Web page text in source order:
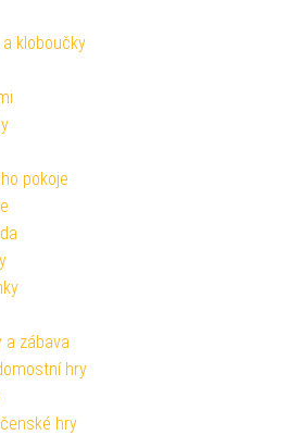
kloboučky
pokoje
a zábava
hry
hry